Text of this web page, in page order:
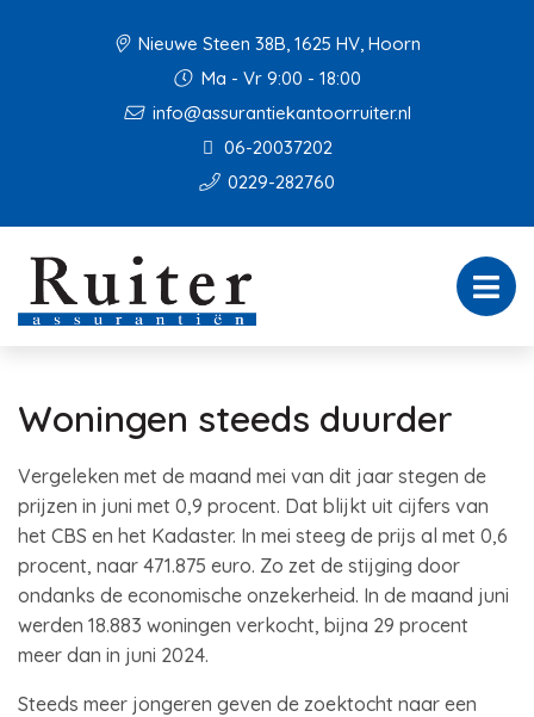
Nieuwe Steen 38B, 1625 HV, Hoorn
Ma - Vr 9:00 - 18:00
info@assurantiekantoorruiter.nl
06-20037202
0229-282760
Woningen steeds duurder
Vergeleken met de maand mei van dit jaar stegen de
prijzen in juni met 0,9 procent. Dat blijkt uit cijfers van
het CBS en het Kadaster. In mei steeg de prijs al met 0,6
procent, naar 471.875 euro. Zo zet de stijging door
ondanks de economische onzekerheid. In de maand juni
werden 18.883 woningen verkocht, bijna 29 procent
meer dan in juni 2024.
Steeds meer jongeren geven de zoektocht naar een